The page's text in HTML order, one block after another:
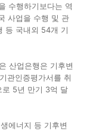
수행하기보다는 역
사업을 수행 및 관
등 국내외 54개 기
산업은행은 기후변
관인증평가서를 취
로 5년 만기 3억 달
에너지 등 기후변